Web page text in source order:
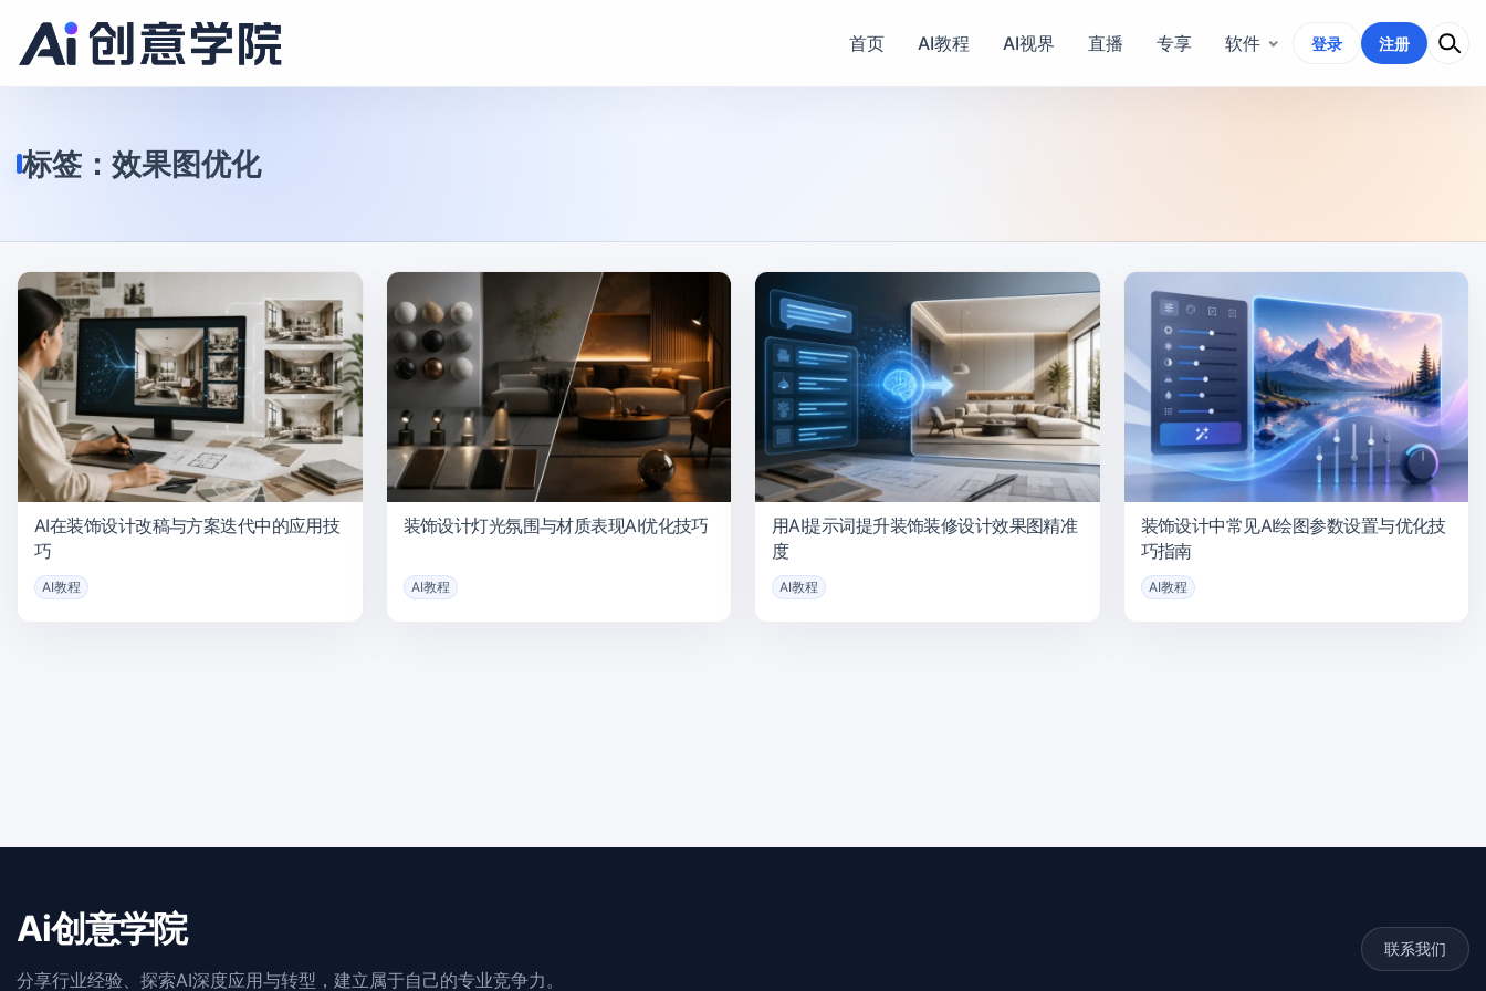
首页 AI教程 AI视界 直播 专享 软件 登录 注册
标签： 效果图优化
AI在装饰设计改稿与方案迭代中的应用技
巧
AI教程
装饰设计灯光氛围与材质表现AI优化技巧
AI教程
用AI提示词提升装饰装修设计效果图精准
度
AI教程
装饰设计中常见AI绘图参数设置与优化技
巧指南
AI教程
Ai创意学院
分享行业经验、探索AI深度应用与转型，建立属于自己的专业竞争力。
联系我们